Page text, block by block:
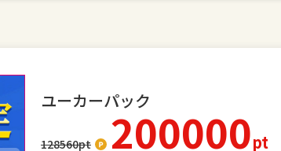
ユーカーパック
128560pt 200000pt